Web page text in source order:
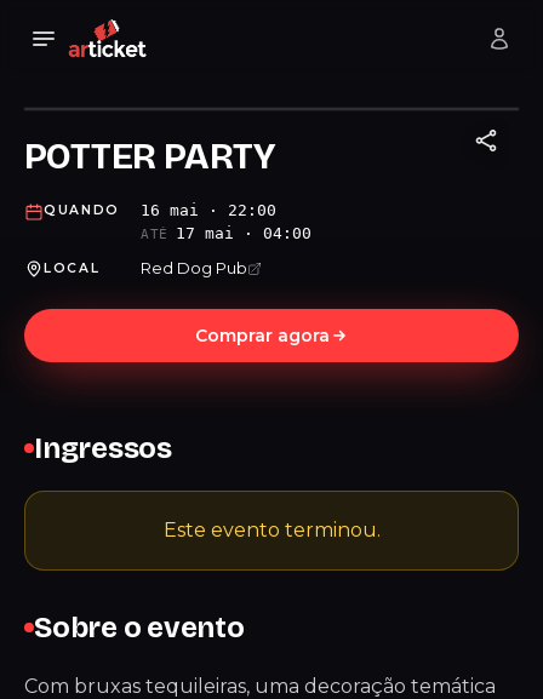
POTTER PARTY
QUANDO 16 mai · 22:00
ATÉ 17 mai · 04:00
LOCAL Red Dog Pub
Comprar agora
Sobre o evento
Com bruxas tequileiras, uma decoração temática
Ingressos
Este evento terminou.